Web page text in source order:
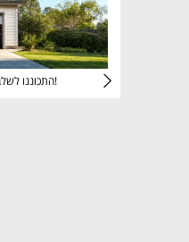
התכוננו לשלב הבא בצמיחה שלכם!